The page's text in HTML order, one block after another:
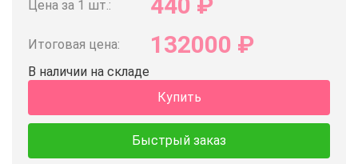
Цена за 1 шт.:
Итоговая цена: 132000 ₽
В наличии на складе
Купить
Быстрый заказ